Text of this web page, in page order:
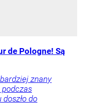
de Pologne! Są
znany
podczas
do